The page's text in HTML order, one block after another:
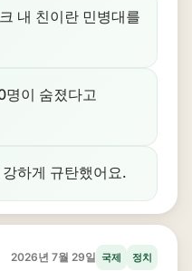
내 친이란 민병대를
명이 숨졌다고
하게 규탄했어요.
2026년 7월 29일 국제 정치